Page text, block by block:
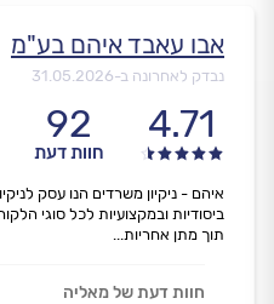
אבו עאבד איהם בע"מ
נבדק לאחרונה ב-31.05.2026
4.71
92
חוות דעת
איהם - ניקיון משרדים הנו עסק
ביסודיות ובמקצועיות לכל סוגי
תוך מתן אחריות...
חוות דעת של מאליה